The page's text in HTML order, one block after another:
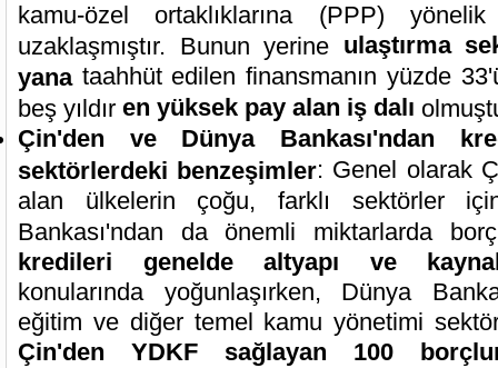
kamu-özel ortaklıklarına (PPP)
uzaklaşmıştır. Bunun yerine ulaştırma
yanataahhüt edilen finansmanın yüzde
beş yıldır en yüksek pay alan iş dalı
Çin'den ve Dünya Bankası'ndan
sektörlerdeki benzeşimler: Genel olarak
alan ülkelerin çoğu, farklı sektörler
Bankası'ndan da önemli miktarlarda
kredileri genelde altyapı ve
konularında yoğunlaşırken, Dünya
eğitim ve diğer temel kamu yönetimi
Çin'den YDKF sağlayan 100